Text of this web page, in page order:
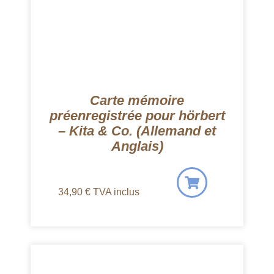
Carte mémoire
préenregistrée pour hörbert
– Kita & Co. (Allemand et
Anglais)
34,90 € TVA inclus